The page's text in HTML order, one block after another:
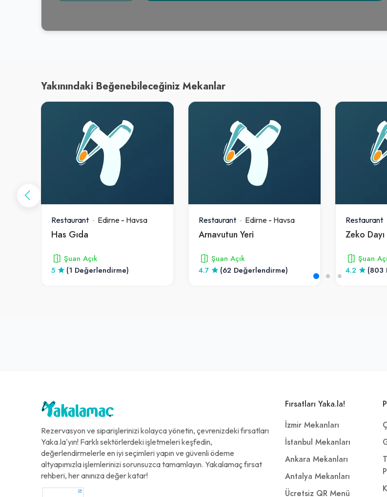
Yakınındaki Beğenebileceğiniz Mekanlar
Restaurant Edirne - Havsa
Has Gıda
Şuan Açık
5
(1 Değerlendirme)
Restaurant Edirne- Havsa
Arnavutun Yeri
Şuan Açık
4.7
(62 Değerlendirme)
Restaurant
Zeko
Şuan
4.2
(803
Rezervasyon ve siparişlerinizi kolayca yönetin, çevrenizdeki fırsatları
Yaka.la'yın! Farklı sektörlerdeki işletmeleri keşfedin,
değerlendirmelerle en iyi seçimleri yapın ve güvenli ödeme
altyapımızla işlemlerinizi sorunsuzca tamamlayın. Yakalamaç fırsat
rehberi, her anınıza değer katar!
Fırsatları Yaka.la!
İzmir Mekanları
İstanbul Mekanları
Ankara Mekanları
Antalya Mekanları
Ücretsiz QR Menü